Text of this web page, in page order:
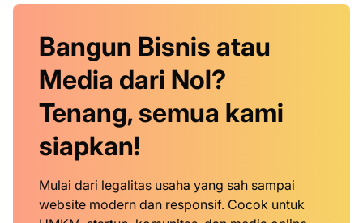
Bangun Bisnis atau
Media dari Nol?
Tenang, semua kami
siapkan!
Mulai dari legalitas usaha yang sah sampai
website modern dan responsif. Cocok untuk